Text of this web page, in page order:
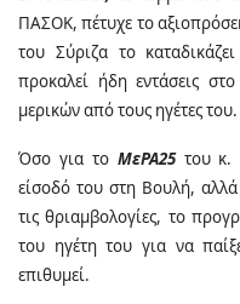
ΠΑΣΟΚ, πέτυχε το
του Σύριζα το
προκαλεί ήδη εντάσεις
μερικών από τους ηγέτες του.
Όσο για το ΜεΡΑ25του κ.
είσοδό του στη Βουλή,
τις θριαμβολογίες, το
του ηγέτη του για να
επιθυμεί.